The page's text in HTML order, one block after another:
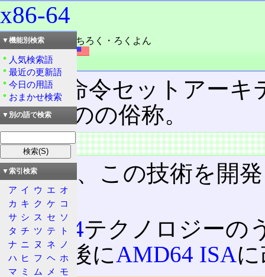
x86-64
読み：エックスはちろく・ろくよん
外語：x86-64
品詞：名詞
x86の命令セットアーキ
したものの俗称。
概要
元々は、この技術を開
ある。
AMD64テクノロジーの
旧称。後にAMD64 ISA
▼機能別検索
人気検索語
最近の更新語
今日の用語
おまかせ検索
▼別の語で検索
▼索引検索
ア イ ウ エ オ
カ キ ク ケ コ
サ シ ス セ ソ
タ チ ツ テ
ト
ナ ニ ヌ ネ
ノ
ハ ヒ フ ヘ ホ
マ ミ ム メ
モ